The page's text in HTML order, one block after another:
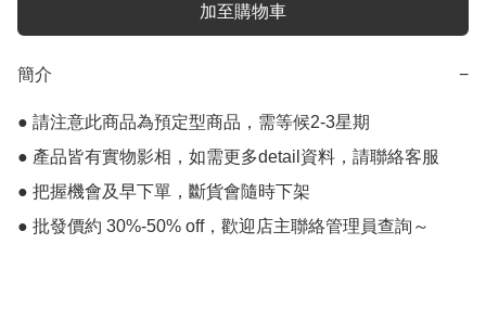
加至購物車
簡介 −
● 請注意此商品為預定型商品，需等候2-3星期
● 產品皆有實物影相，如需更多detail資料，請聯絡客服
● 把握機會及早下單，斷貨會隨時下架